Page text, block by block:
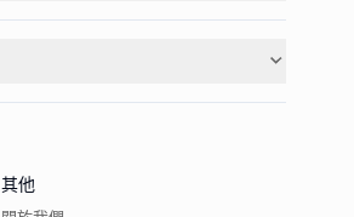
其他